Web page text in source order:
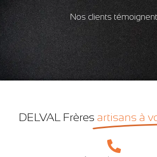
Nos clients témoignent
DELVAL Frères artisans à